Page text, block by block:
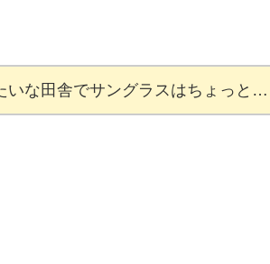
いな田舎でサングラスはちょっと…